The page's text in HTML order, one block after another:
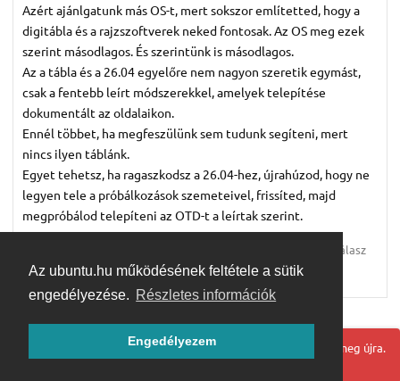
Az ubuntu.hu működésének feltétele a sütik
engedélyezése. Részletes információk
Engedélyezem
Azért ajánlgatunk más OS-t, mert sokszor említetted, hogy a
digitábla és a rajzszoftverek neked fontosak. Az OS meg ezek
szerint másodlagos. És szerintünk is másodlagos.
Az a tábla és a 26.04 egyelőre nem nagyon szeretik egymást,
csak a fentebb leírt módszerekkel, amelyek telepítése
dokumentált az oldalaikon.
Ennél többet, ha megfeszülünk sem tudunk segíteni, mert
nincs ilyen táblánk.
Egyet tehetsz, ha ragaszkodsz a 26.04-hez, újrahúzod, hogy ne
legyen tele a próbálkozások szemeteivel, frissíted, majd
megpróbálod telepíteni az OTD-t a leírtak szerint.
Válasz
KiralyMartaválaszolt erre.
Hoppá! Valami hiba történt. Frissítse az oldalt és próbálja meg újra.